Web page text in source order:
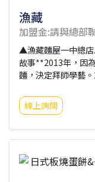
漁藏
加盟金:請與總部
▲漁藏麵屋一中總
故事**2013年，因
麵，決定拜師學藝
成為一中商圈的熱
拉麵，結合特色創
市場邀約，在杭州
爆發，我們迅速研
方便又衛生，網路
線上詢問